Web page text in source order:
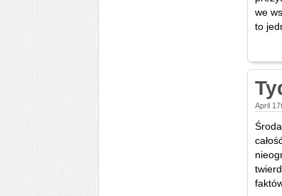
we
to
April